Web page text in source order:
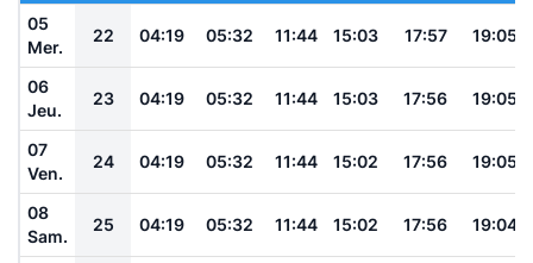
05
Mer.
22 04:19 05:32 11:44 15:03 17:57 19:05
06
Jeu.
23 04:19 05:32 11:44 15:03 17:56 19:05
07
Ven.
24 04:19 05:32 11:44 15:02 17:56 19:05
08
Sam.
25 04:19 05:32 11:44 15:02 17:56 19:04